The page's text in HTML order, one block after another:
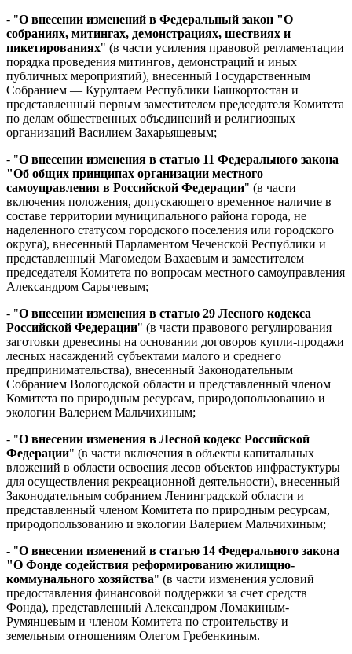
- "О внесении изменений в Федеральный закон "О
собраниях, митингах, демонстрациях, шествиях и
пикетированиях" (в части усиления правовой регламентации
порядка проведения митингов, демонстраций и иных
публичных мероприятий), внесенный Государственным
Собранием — Курултаем Республики Башкортостан и
представленный первым заместителем председателя Комитета
по делам общественных объединений и религиозных
организаций Василием Захарьящевым;
- "О внесении изменения в статью 11 Федерального закона
"Об общих принципах организации местного
самоуправления в Российской Федерации" (в части
включения положения, допускающего временное наличие в
составе территории муниципального района города, не
наделенного статусом городского поселения или городского
округа), внесенный Парламентом Чеченской Республики и
представленный Магомедом Вахаевым и заместителем
председателя Комитета по вопросам местного самоуправления
Александром Сарычевым;
- "О внесении изменения в статью 29 Лесного кодекса
Российской Федерации" (в части правового регулирования
заготовки древесины на основании договоров купли-продажи
лесных насаждений субъектами малого и среднего
предпринимательства), внесенный Законодательным
Собранием Вологодской области и представленный членом
Комитета по природным ресурсам, природопользованию и
экологии Валерием Мальчихиным;
- "О внесении изменения в Лесной кодекс Российской
Федерации" (в части включения в объекты капитальных
вложений в области освоения лесов объектов инфрастуктуры
для осуществления рекреационной деятельности), внесенный
Законодательным собранием Ленинградской области и
представленный членом Комитета по природным ресурсам,
природопользованию и экологии Валерием Мальчихиным;
- "О внесении изменений в статью 14 Федерального закона
"О Фонде содействия реформированию жилищно-
коммунального хозяйства" (в части изменения условий
предоставления финансовой поддержки за счет средств
Фонда), представленный Александром Ломакиным-
Румянцевым и членом Комитета по строительству и
земельным отношениям Олегом Гребенкиным.